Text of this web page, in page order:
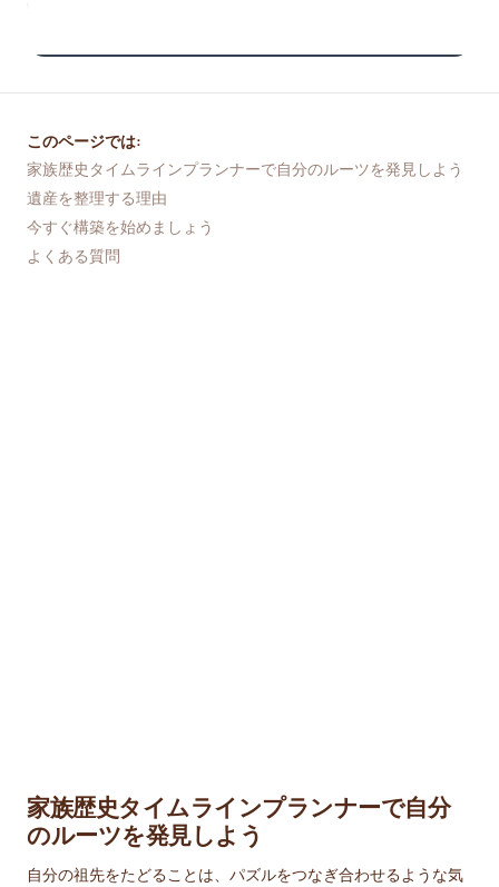
このページでは:
家族歴史タイムラインプランナーで自分のルーツを発見しよう
遺産を整理する理由
今すぐ構築を始めましょう
よくある質問
家族歴史タイムラインプランナーで自分
のルーツを発見しよう
自分の祖先をたどることは、パズルをつなぎ合わせるような気